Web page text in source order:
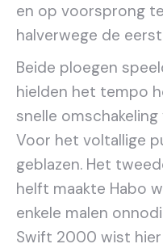
en op voorsprong
halverwege de
Beide ploegen
hielden het tempo
snelle omschakeling
Voor het voltallige
geblazen. Het
helft maakte Habo
enkele malen
Swift 2000 wist